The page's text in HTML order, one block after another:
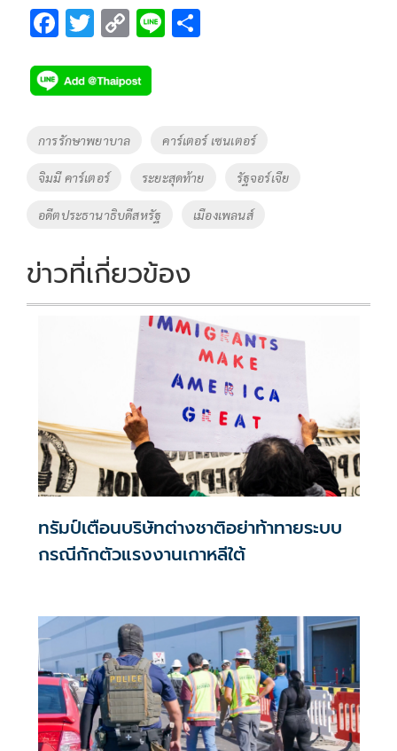
F
e
b
o
o
k
T
tt
er
C
p
y
Li
k
Li
Tags
การรักษาพยาบาล คาร์เตอร์ เซนเตอร์
จิมมี คาร์เตอร์ ระยะสุดท้าย รัฐจอร์เจีย
อดีตประธานาธิบดีสหรัฐ เมืองเพลนส์
ข่าวที่เกี่ยวข้อง
ทรัมป์เตือนบริษัทต่างชาติอย่าท้าทายระบบ
กรณีกักตัวแรงงานเกาหลีใต้